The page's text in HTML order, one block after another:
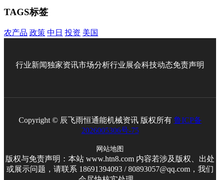
TAGS标签
农产品 政策 中日 投资 美国
行业新闻独家资讯市场分析行业展会科技动态免责声明
Copyright © 辰飞雨恒通能机械资讯 版权所有 鲁ICP备
2026005306号-75
网站地图
版权与免责声明：本站 www.htn8.com 内容若涉及版权、出处
或展示问题，请联系 18691394093 / 80893057@qq.com，我们